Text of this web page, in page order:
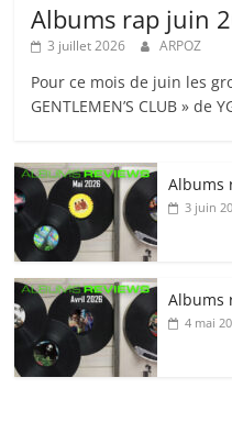
Albums rap juin
3 juillet 2026 ARPOZ
Pour ce mois de juin les
GENTLEMEN’S CLUB » de
Albums
3 juin
Albums
4 mai